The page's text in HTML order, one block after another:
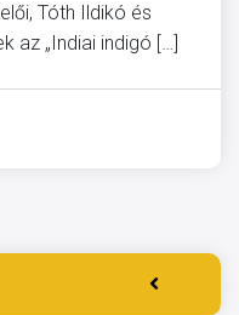
Tóth Ildikó és
az „Indiai indigó […]